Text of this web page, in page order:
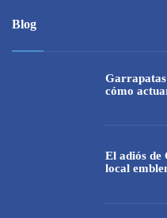
Blog
cómo
El adiós de
local